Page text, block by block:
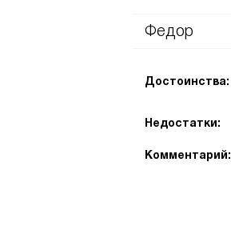
Федор
Достоинства:
Недостатки:
Комментарий: